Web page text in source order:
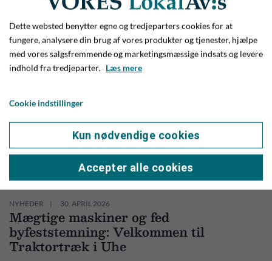
NYHEDER 30. APRIL 2026
Mægtige maskiner og fed
byfeststemning: Velkommen til
Traktortræk i Uhe
Dette websted benytter egne og tredjeparters cookies for at
fungere, analysere din brug af vores produkter og tjenester, hjælpe
med vores salgsfremmende og marketingsmæssige indsats og levere
indhold fra tredjeparter. Læs mere
Cookie indstillinger
Kun nødvendige cookies
Accepter alle cookies